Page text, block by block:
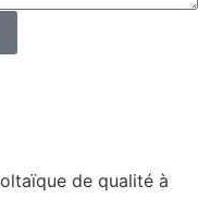
de qualité à